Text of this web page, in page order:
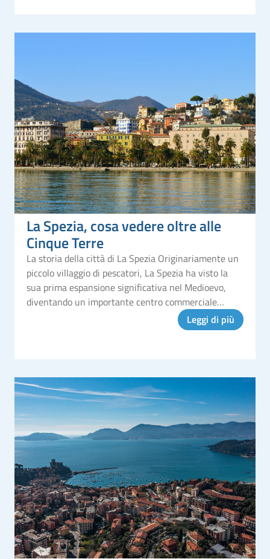
La Spezia, cosa vedere oltre alle
Cinque Terre
La storia della città di La Spezia Originariamente un
piccolo villaggio di pescatori, La Spezia ha visto la
sua prima espansione significativa nel Medioevo,
diventando un importante centro commerciale
grazie alla sua posizione strategica sul mare. LaLeggi di più